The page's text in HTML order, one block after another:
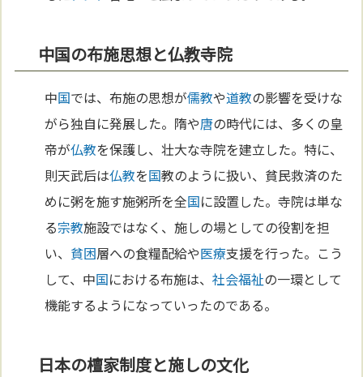
中国の布施思想と仏教寺院
中国では、布施の思想が儒教や道教の影響を受けな
がら独自に発展した。隋や唐の時代には、多くの皇
帝が仏教を保護し、壮大な寺院を建立した。特に、
則天武后は仏教を国教のように扱い、貧民救済のた
めに粥を施す施粥所を全国に設置した。寺院は単な
る宗教施設ではなく、施しの場としての役割を担
い、 貧困層への食糧配給や医療支援を行った。こう
して、中国における布施は、社会福祉の一環として
機能するようになっていったのである。
日本の檀家制度と施しの文化